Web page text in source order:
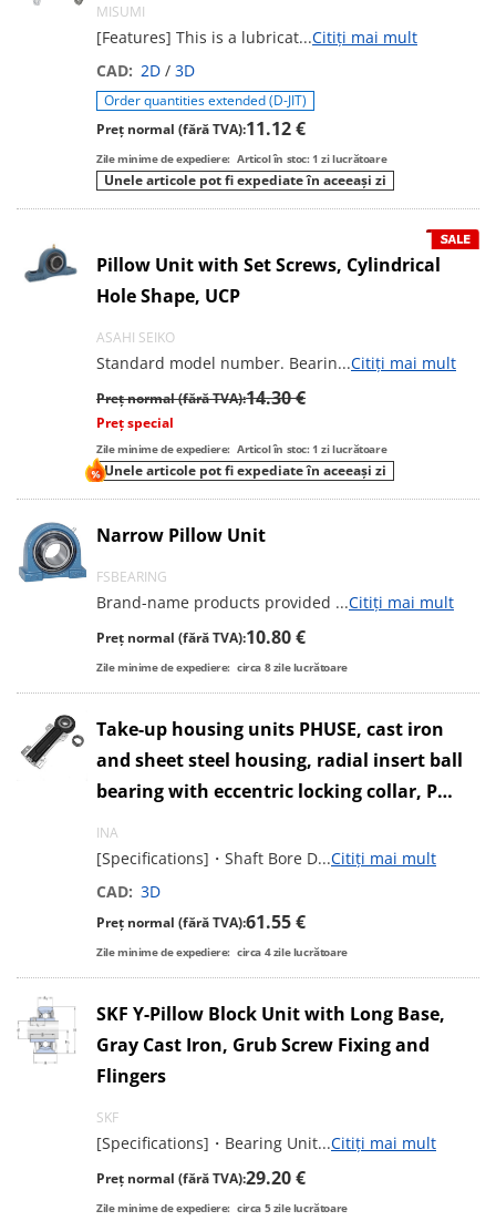
MISUMI
[Features] This is a lubricat...Citiți mai mult
CAD: 2D / 3D
Order quantities extended (D-JIT)
Preț normal (fără TVA):11.12 €
Zile minime de expediere: Articol în stoc: 1 zi lucrătoare
Unele articole pot fi expediate în aceeași zi
Pillow Unit with Set Screws, Cylindrical
Hole Shape, UCP
ASAHI SEIKO
Standard model number. Bearin...Citiți mai mult
Preț normal (fără TVA):14.30 €
Preț special
Zile minime de expediere: Articol în stoc: 1 zi lucrătoare
Unele articole pot fi expediate în aceeași zi
Narrow Pillow Unit
FSBEARING
Brand-name products provided ...Citiți mai mult
Preț normal (fără TVA):10.80 €
Zile minime de expediere: circa 8zile lucrătoare
Take-up housing units PHUSE, cast iron
and sheet steel housing, radial insert ball
bearing with eccentric locking collar, P
seals
INA
[Specifications]・Shaft Bore D...Citiți mai mult
CAD: 3D
Preț normal (fără TVA):61.55 €
Zile minime de expediere: circa 4zile lucrătoare
SKF Y-Pillow Block Unit with Long Base,
Gray Cast Iron, Grub Screw Fixing and
Flingers
SKF
[Specifications]・Bearing Unit...Citiți mai mult
Preț normal (fără TVA):29.20 €
Zile minime de expediere: circa 5zile lucrătoare